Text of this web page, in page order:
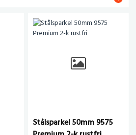
Stålsparkel 50mm 9575